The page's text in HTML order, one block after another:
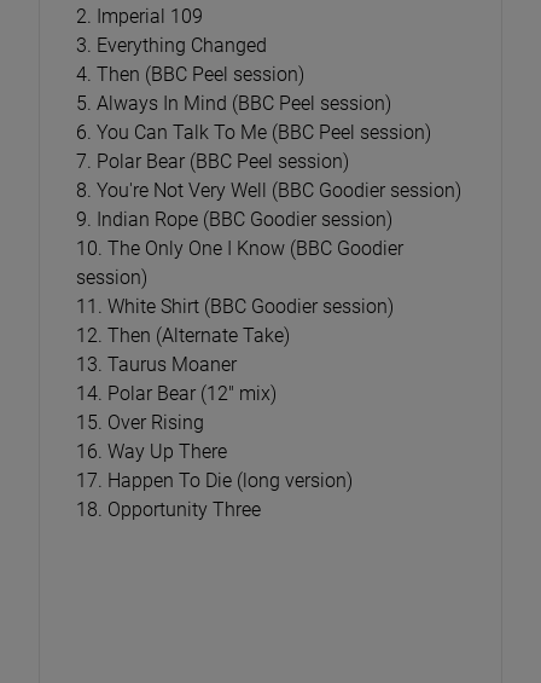
2. Imperial 109
3. Everything Changed
4. Then (BBC Peel session)
5. Always In Mind (BBC Peel session)
6. You Can Talk To Me (BBC Peel session)
7. Polar Bear (BBC Peel session)
8. You're Not Very Well (BBC Goodier session)
9. Indian Rope (BBC Goodier session)
10. The Only One I Know (BBC Goodier
session)
11. White Shirt (BBC Goodier session)
12. Then (Alternate Take)
13. Taurus Moaner
14. Polar Bear (12" mix)
15. Over Rising
16. Way Up There
17. Happen To Die (long version)
18. Opportunity Three